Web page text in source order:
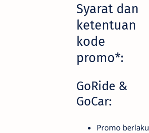
Syarat dan
ketentuan
kode
promo*:
GoRide &
GoCar:
Promo berlaku